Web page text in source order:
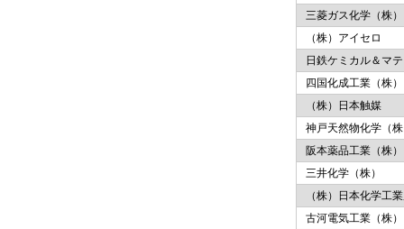
三菱ガス化学（株）
（株）アイセロ
日鉄ケミカル＆マ
四国化成工業（株）
（株）日本触媒
神戸天然物化学（
阪本薬品工業（株）
三井化学（株）
（株）日本化学工
古河電気工業（株）